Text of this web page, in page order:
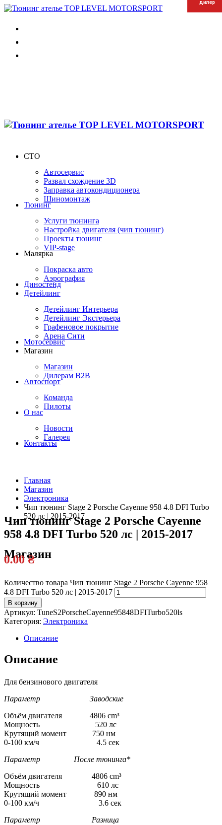
СТО
Автосервис
Развал схождение 3D
Заправка автокондиционера
Шиномонтаж
Тюнинг
Услуги тюнинга
Настройка двигателя (чип тюнинг)
Проекты тюнинг
VIP-stage
Малярка
Покраска авто
Аэрография
Диностенд
Детейлинг
Детейлинг Интерьера
Детейлинг Экстерьера
Графеновое покрытие
Арена Сити
Мотосервис
Магазин
Магазин
Дилерам B2B
Автоспорт
Команда
Пилоты
О нас
Новости
Галерея
Контакты
Главная
Магазин
Электроника
Чип тюнинг Stage 2 Porsche Cayenne 958 4.8 DFI Turbo
520 лс | 2015-2017
Магазин
Чип тюнинг Stage 2 Porsche Cayenne
958 4.8 DFI Turbo 520 лс | 2015-2017
0.00₴
Количество товара Чип тюнинг Stage 2 Porsche Cayenne 958
4.8 DFI Turbo 520 лс | 2015-2017
В корзину
Артикул: TuneS2PorscheCayenne95848DFITurbo520ls
Категория: Электроника
Описание
Описание
Для бензинового двигателя
Параметр Заводские
Объём двигателя 4806 cm³
Мощность 520 лс
Крутящий момент 750 нм
0-100 км/ч 4.5 сек
Параметр После тюнинга*
Объём двигателя 4806 cm³
Мощность 610 лс
Крутящий момент 890 нм
0-100 км/ч 3.6 сек
Параметр Разница
дилер
дилер
дилер